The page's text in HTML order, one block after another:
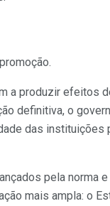
a produzir efeitos
definitiva, o
das instituições
pela norma
mais ampla: o